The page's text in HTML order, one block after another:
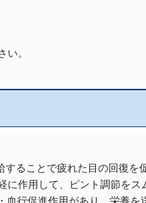
。
ることで疲れた目の回復を
作用して、ピント調節をス